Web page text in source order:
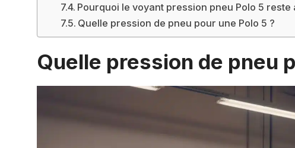
Pourquoi le voyant pression pneu Polo 5 reste
Quelle pression de pneu pour une Polo 5 ?
Quelle pression de pneu